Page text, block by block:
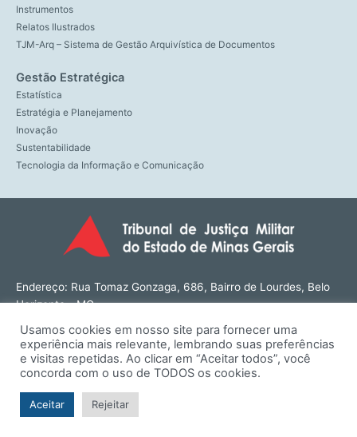
Instrumentos
Relatos Ilustrados
TJM-Arq – Sistema de Gestão Arquivística de Documentos
Gestão Estratégica
Estatística
Estratégia e Planejamento
Inovação
Sustentabilidade
Tecnologia da Informação e Comunicação
Endereço: Rua Tomaz Gonzaga, 686, Bairro de Lourdes, Belo
Horizonte - MG
Tel: (31) 3274-1566
Contato: ouvidoria@tjmmg.jus.br
Funcionamento: Segunda a Sexta, das 8h às 18h
Usamos cookies em nosso site para fornecer uma
experiência mais relevante, lembrando suas preferências
e visitas repetidas. Ao clicar em “Aceitar todos”, você
concorda com o uso de TODOS os cookies.
Aceitar Rejeitar